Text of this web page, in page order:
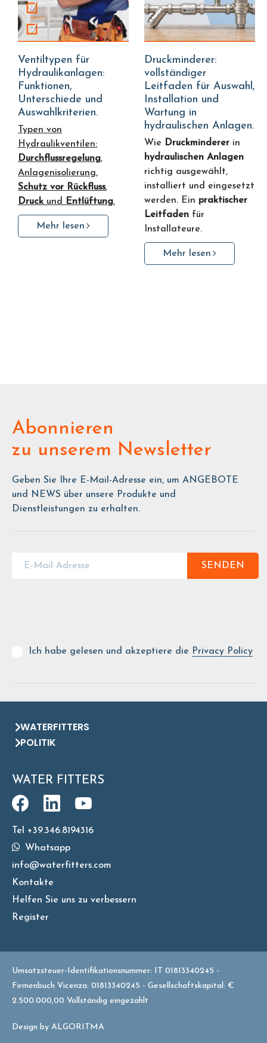
Ventiltypen für
Hydraulikanlagen:
Funktionen,
Unterschiede und
Auswahlkriterien.
Typen von
Hydraulikventilen:
Durchflussregelung,
Anlagenisolierung,
Schutz vor Rückfluss,
Druck und Entlüftung.
Mehr lesen
Druckminderer:
vollständiger
Leitfaden für Auswahl,
Installation und
Wartung in
hydraulischen Anlagen.
Wie Druckminderer in
hydraulischen Anlagen
richtig ausgewählt,
installiert und eingesetzt
werden. Ein praktischer
Leitfaden für
Installateure.
Mehr lesen
Abonnieren
zu unserem Newsletter
Geben Sie Ihre E-Mail-Adresse ein, um ANGEBOTE
und NEWS über unsere Produkte und
Dienstleistungen zu erhalten.
SENDEN
Ich habe gelesen und akzeptiere die Privacy Policy
WATERFITTERS
POLITIK
WATER FITTERS
Tel +39.346.8194316
Whatsapp
info@waterfitters.com
Kontakte
Helfen Sie uns zu verbessern
Register
Umsatzsteuer-Identifikationsnummer: IT 01813340245 -
Firmenbuch Vicenza: 01813340245 - Gesellschaftskapital: €
2.500.000,00 Vollständig eingezahlt
Design by ALGORITMA